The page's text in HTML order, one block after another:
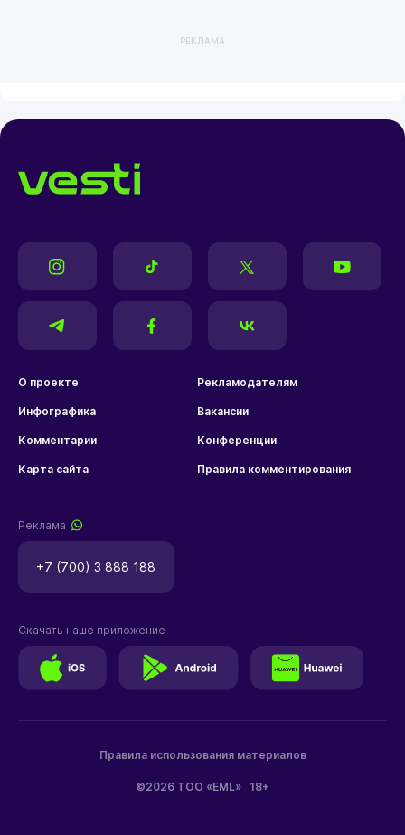
РЕКЛАМА
О проекте Рекламодателям
Инфографика Вакансии
Комментарии Конференции
Карта сайта Правила комментирования
Реклама
+7 (700) 3 888 188
©2026 ТОО «EML» 18+
Правила использования материалов
Скачать наше приложение